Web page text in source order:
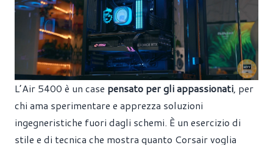
L’Air 5400 è un case pensato per gli appassionati , per
chi ama sperimentare e apprezza soluzioni
ingegneristiche fuori dagli schemi. È un esercizio di
stile e di tecnica che mostra quanto Corsair voglia